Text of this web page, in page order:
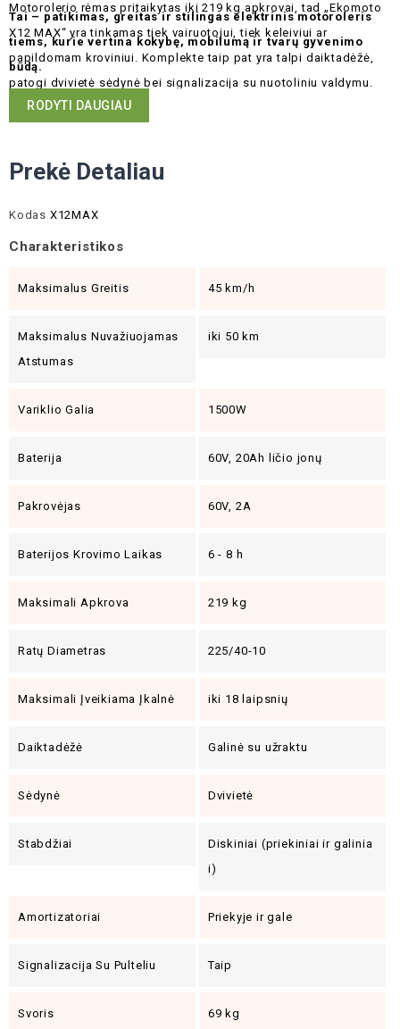
Motorolerio rėmas pritaikytas iki 219 kg apkrovai, tad „Ekomoto
X12 MAX“ yra tinkamas tiek vairuotojui, tiek keleiviui ar
papildomam kroviniui. Komplekte taip pat yra talpi daiktadėžė,
patogi dvivietė sėdynė bei signalizacija su nuotoliniu valdymu.
Tai – patikimas, greitas ir stilingas elektrinis motoroleris
tiems, kurie vertina kokybę, mobilumą ir tvarų gyvenimo
būdą.
RODYTI DAUGIAU
Prekė Detaliau
Kodas X12MAX
Charakteristikos
Maksimalus Greitis 45 km/h
Maksimalus Nuvažiuojamas
Atstumas
iki 50 km
Variklio Galia 1500W
Baterija 60V, 20Ah ličio jonų
Pakrovėjas 60V, 2A
Baterijos Krovimo Laikas 6 - 8 h
Maksimali Apkrova 219 kg
Ratų Diametras 225/40-10
Maksimali Įveikiama Įkalnė iki 18 laipsnių
Daiktadėžė Galinė su užraktu
Sėdynė Dvivietė
Stabdžiai
Diskiniai (priekiniai ir galinia
i)
Amortizatoriai Priekyje ir gale
Signalizacija Su Pulteliu Taip
Svoris 69 kg